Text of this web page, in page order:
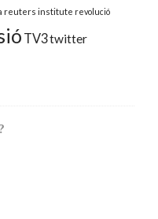
reuters institute revolució
TV3twitter